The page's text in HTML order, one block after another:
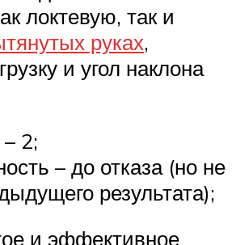
локтевую, так и
руках,
и угол наклона
2;
– до отказа (но не
результата);
и эффективное